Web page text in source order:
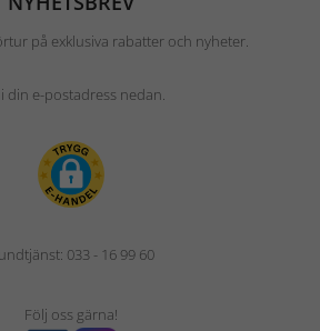
på exklusiva rabatter och nyheter.
i din e-postadress nedan.
033 - 16 99 60
Följ oss gärna!